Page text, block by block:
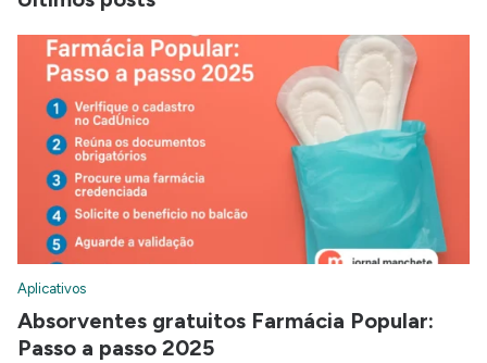
Aplicativos
Absorventes gratuitos Farmácia Popular:
Passo a passo 2025